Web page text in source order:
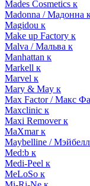
Mades Cosmetics к
Madonna / Мадонна
Magidou к
Make up Factory к
Malva / Мальва к
Manhattan к
Markell к
Marvel к
Mary & May к
Max Factor / Макс
Maxclinic к
Maxi Remover к
MaXmar к
Maybelline /
Med:b к
Medi-Peel к
MeLoSo к